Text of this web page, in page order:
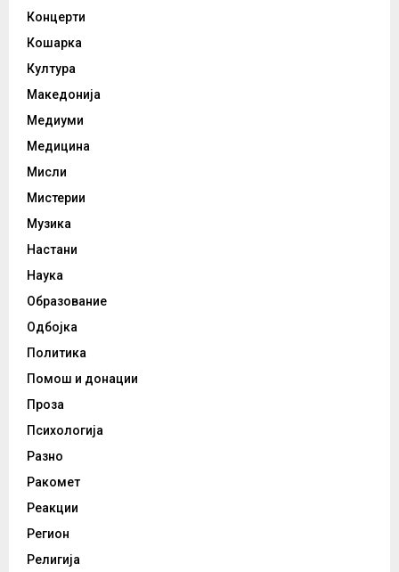
Концерти
Кошарка
Култура
Македонија
Медиуми
Медицина
Мисли
Мистерии
Музика
Настани
Наука
Образование
Одбојка
Политика
Помош и донации
Проза
Психологија
Разно
Ракомет
Реакции
Регион
Религија